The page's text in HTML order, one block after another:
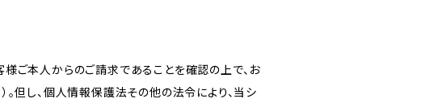
ご本人からのご請求であることを確認の上で、お
但し、個人情報保護法その他の法令により、当シ